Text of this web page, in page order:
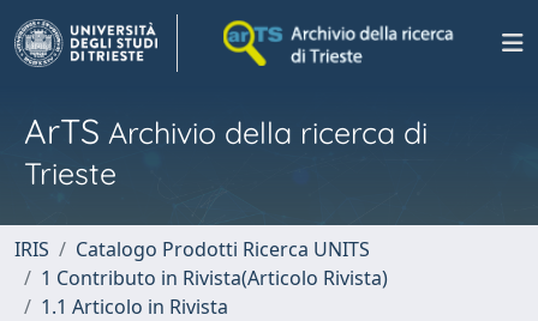
ArTS Archivio della ricerca di
Trieste
IRIS
Catalogo Prodotti Ricerca UNITS
1 Contributo in Rivista(Articolo Rivista)
1.1 Articolo in Rivista